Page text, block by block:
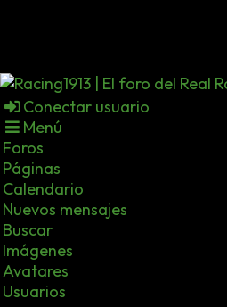
Conectar usuario
Menú
Foros
Páginas
Calendario
Nuevos mensajes
Buscar
Imágenes
Avatares
Usuarios